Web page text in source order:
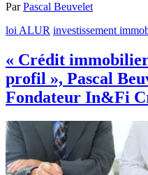
ParPascal Beuvelet
loi ALUR investissement
« Crédit
profil », Pascal
Fondateur In&Fi